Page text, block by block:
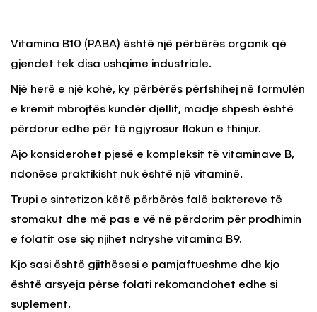
Vitamina B10 (PABA) është një përbërës organik që
gjendet tek disa ushqime industriale.
Një herë e një kohë, ky përbërës përfshihej në formulën
e kremit mbrojtës kundër djellit, madje shpesh është
përdorur edhe për të ngjyrosur flokun e thinjur.
Ajo konsiderohet pjesë e kompleksit të vitaminave B,
ndonëse praktikisht nuk është një vitaminë.
Trupi e sintetizon këtë përbërës falë baktereve të
stomakut dhe më pas e vë në përdorim për prodhimin
e folatit ose siç njihet ndryshe vitamina B9.
Kjo sasi është gjithësesi e pamjaftueshme dhe kjo
është arsyeja përse folati rekomandohet edhe si
suplement.